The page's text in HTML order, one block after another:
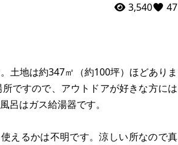
3,540 47
土地は約347㎡（約100坪）ほどありま
ですので、アウトドアが好きな方には
呂はガス給湯器です。
えるかは不明です。涼しい所なので真